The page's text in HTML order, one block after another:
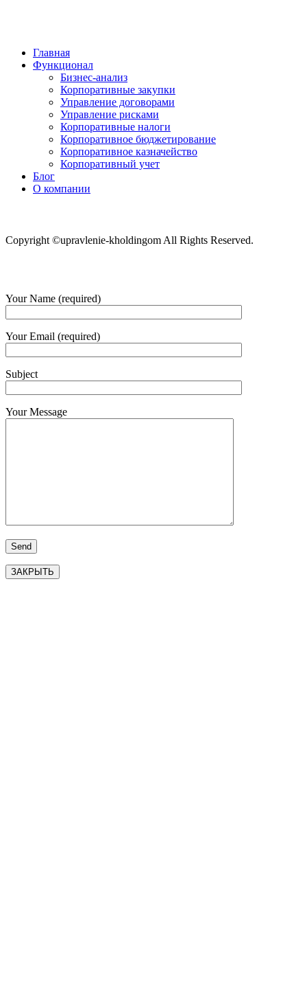
Главная
Функционал
Бизнес-анализ
Корпоративные закупки
Управление договорами
Управление рисками
Корпоративные налоги
Корпоративное бюджетирование
Корпоративное казначейство
Корпоративный учет
Блог
О компании
Copyright ©upravlenie-kholdingom All Rights Reserved.
Your Name (required)
Your Email (required)
Subject
Your Message
ЗАКРЫТЬ